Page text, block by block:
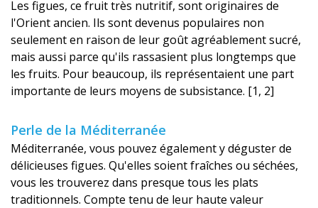
Les figues, ce fruit très nutritif, sont originaires de
l'Orient ancien. Ils sont devenus populaires non
seulement en raison de leur goût agréablement sucré,
mais aussi parce qu'ils rassasient plus longtemps que
les fruits. Pour beaucoup, ils représentaient une part
importante de leurs moyens de subsistance. [1, 2]
Perle de la Méditerranée
Méditerranée, vous pouvez également y déguster de
délicieuses figues. Qu'elles soient fraîches ou séchées,
vous les trouverez dans presque tous les plats
traditionnels. Compte tenu de leur haute valeur